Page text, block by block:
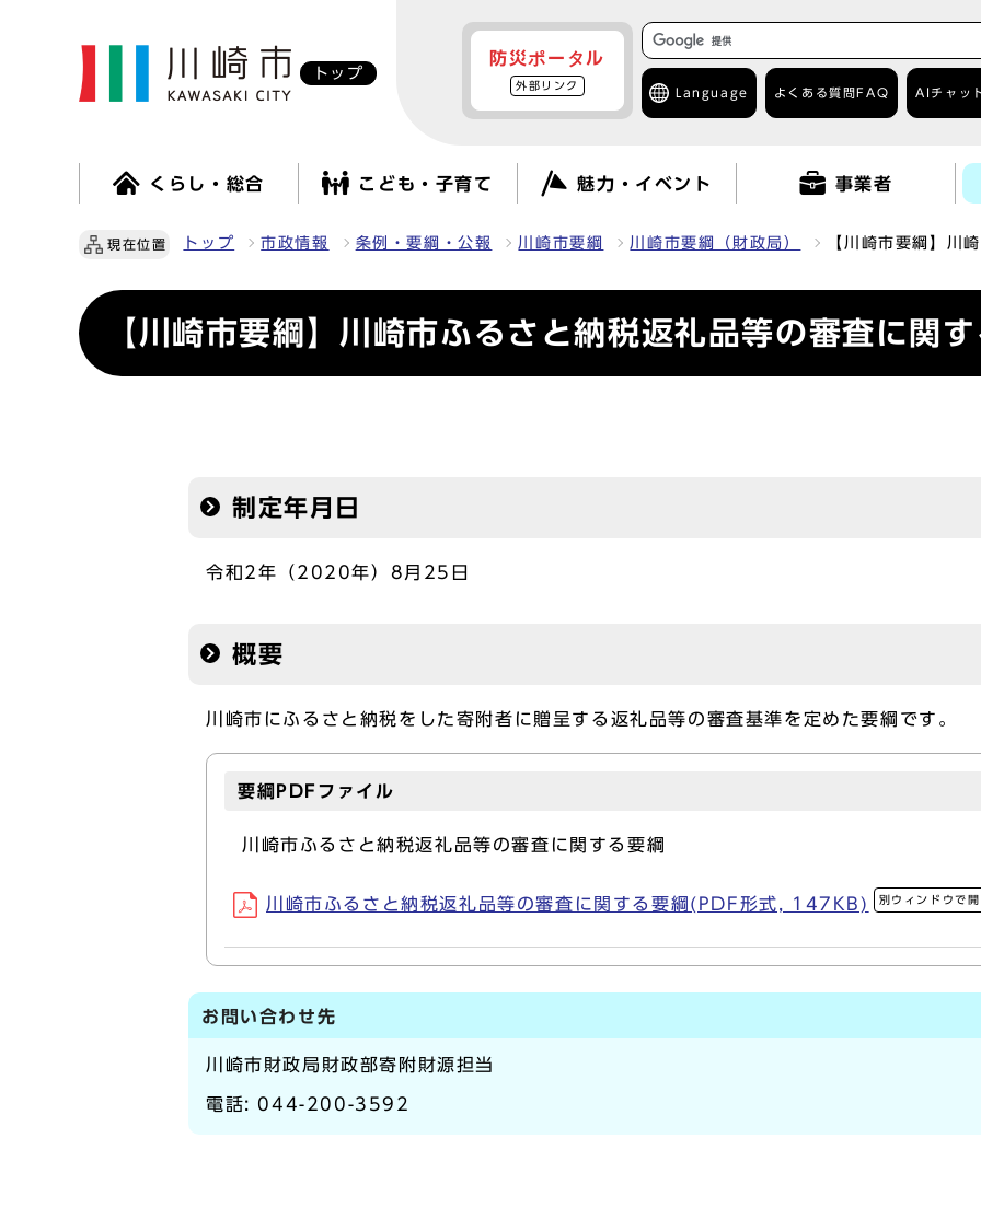
トップ
防災ポータル
外部リンク
Language よくある質問 FAQ AIチャッ
くらし・総合 こども・子育て 魅力・イベント 事業者
現在位置 トップ 市政情報 条例・要綱・公報 川崎市要綱 川崎市要綱（財政局） 【川崎市要綱】川
【川崎市要綱】川崎市ふるさと納税返礼品等の審査に関
制定年月日
令和2年（2020年）8月25日
概要
川崎市にふるさと納税をした寄附者に贈呈する返礼品等の審査基準を定めた要綱です。
要綱PDFファイル
川崎市ふるさと納税返礼品等の審査に関する要綱
川崎市ふるさと納税返礼品等の審査に関する要綱(PDF形式, 147KB) 別ウィンドウで
お問い合わせ先
川崎市財政局財政部寄附財源担当
電話: 044-200-3592